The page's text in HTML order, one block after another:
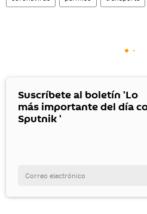
Suscríbete al boletín 'Lo
más importante del día
Sputnik '